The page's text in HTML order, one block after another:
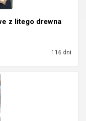
z litego drewna
116 dni